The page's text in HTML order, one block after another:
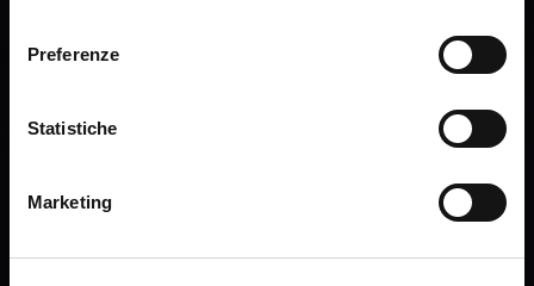
a fine pagina. Per ulteriori informazioni ti invitiamo a
prendere visione della
Preferenze
Statistiche
Marketing